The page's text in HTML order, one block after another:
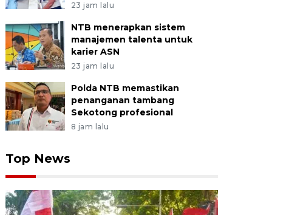
23 jam lalu
NTB menerapkan sistem
manajemen talenta untuk
karier ASN
23 jam lalu
Polda NTB memastikan
penanganan tambang
Sekotong profesional
8 jam lalu
Top News